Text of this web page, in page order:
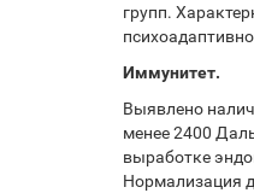
групп.
Иммунитет.
Выявлено
менее 2400
выработке
Нормализация